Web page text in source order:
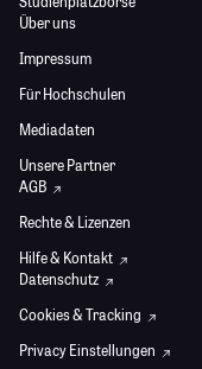
Über uns
Impressum
Für Hochschulen
Mediadaten
Unsere Partner
AGB
Rechte & Lizenzen
Hilfe & Kontakt
Datenschutz
Cookies & Tracking
Privacy Einstellungen